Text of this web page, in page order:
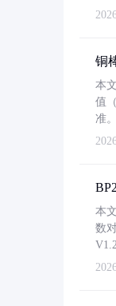
铜
本
值
准。
本
数